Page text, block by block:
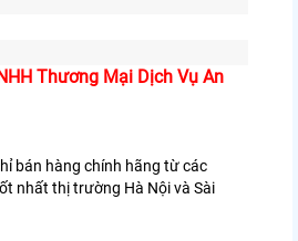
Thương Mại Dịch Vụ An
bán hàng chính hãng từ các
nhất thị trường Hà Nội và Sài